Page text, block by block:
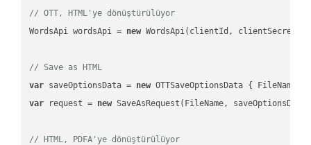
// OTT, HTML'ye dönüştürülüyor
WordsApi wordsApi = new WordsApi(clientId, clientSecret);
// Save as HTML
var saveOptionsData = new OTTSaveOptionsData { FileName =
var request = new SaveAsRequest(FileName,
// HTML, PDFA'ye dönüştürülüyor